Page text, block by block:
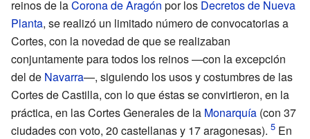
reinos de laCorona de Aragón por los Decretos de Nueva
Planta, se realizó un limitado número de convocatorias a
Cortes, con la novedad de que se realizaban
conjuntamente para todos los reinos —con la excepción
del de Navarra—, siguiendo los usos y costumbres de las
Cortes de Castilla, con lo que éstas se convirtieron, en la
práctica, en las Cortes Generales de la Monarquía (con 37
ciudades con voto, 20 castellanas y 17 aragonesas).
En